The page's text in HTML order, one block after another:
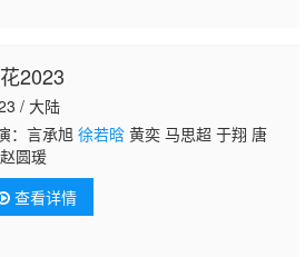
2023
/ 大陆
：言承旭 徐若晗黄奕 马思超 于翔 唐
圆瑗
查看详情